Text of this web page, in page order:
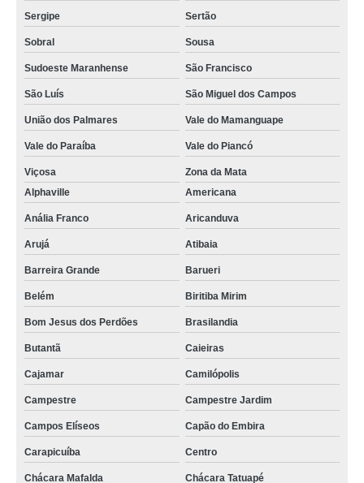
iogurteira industrial 200 litros orçamento Santo Angelo
iogurteira industrial Sobral
comprar iogurteira industrial Pechincha
qual o valor de iogurteira industrial 50 litros São Lourenço da Serra
iogurteira industrial elétrica valores Imbuia
iogurteira industrial 300 litros orçamento Vila Zelina
iogurteira industrial 500 litros Araxá
iogurteira industrial 1000 litros VL CARRERO
comprar fornecedor de iogurteira industrial 100 litros Unaí
qual o valor de iogurteira industrial 1000 litros Venâncio Aires
iogurteira industrial 500 litros valores Caçador
iogurteira industrial 500 litros valores São José
qual o valor de iogurteira industrial elétrica VILA PIMETEL
iogurteira industrial 50 litros Rio Grande do Norte
iogurteira industrial elétrica orçamento Sarandi
Sergipe Sertão
Sobral Sousa
Sudoeste Maranhense São Francisco
São Luís São Miguel dos Campos
União dos Palmares Vale do Mamanguape
Vale do Paraíba Vale do Piancó
Viçosa
Zona da Mata
Alphaville
Americana
Anália Franco Aricanduva
Arujá Atibaia
Barreira Grande Barueri
Belém Biritiba Mirim
Bom Jesus dos Perdões Brasilandia
Butantã Caieiras
Cajamar Camilópolis
Campestre Campestre Jardim
Campos Elíseos Capão do Embira
Carapicuíba Centro
Chácara Mafalda Chácara Tatuapé